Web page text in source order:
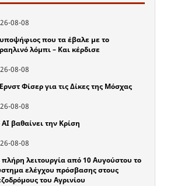
08-08
που τα έβαλε με το
λόμπι – Και κέρδισε
08-08
Φίσερ για τις Δίκες της Μόσχας
08-08
ΑΙ βαθαίνει την Κρίση
08-08
πλήρη λειτουργία από 10 Αυγούστου το
ελέγχου πρόσβασης στους
του Αγρινίου